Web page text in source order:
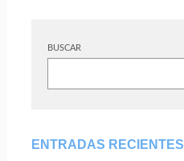
BUSCAR
ENTRADAS RECIENTES